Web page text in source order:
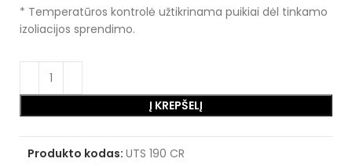
* Temperatūros kontrolė užtikrinama puikiai dėl tinkamo
izoliacijos sprendimo.
Į KREPŠELĮ
Produkto kodas: UTS 190 CR